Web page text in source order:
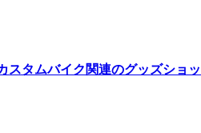
スタムバイク関連のグッズショ